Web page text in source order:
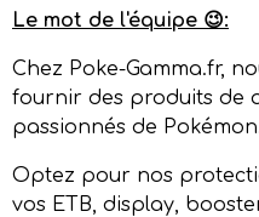
Le mot de l'équipe 😉:
Chez Poke-Gamma.fr,
fournir des produits de
passionnés de
Optez pour nos
vos ETB, display,